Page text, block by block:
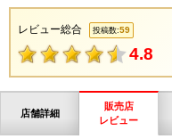
レビュー総合 投稿数:59
4.8
店舗詳細
販売店
レビュー